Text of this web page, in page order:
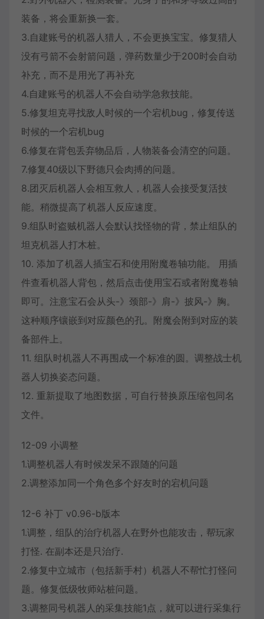
装备，将会重新换一套。
3.自建账号的机器人猎人，不会更换宝宝。修复猎人
没有弓箭不会射箭问题，弹药数量少于200时会自动
补充，而不是用光了再补充
4.自建账号的机器人不会自动学急救技能。
5.修复坦克寻找敌人时候的一个宕机bug，修复传送
时候的一个宕机bug
6.修复在背包丢弃物品后，人物装备会清空的问题。
7.修复40级以下野德只会肉搏的问题。
8.团灭后机器人会相互救人，机器人会接受复活技
能。稍微提高了机器人反应速度。
9.组队时盗贼机器人会默认找怪物的背，禁止组队的
坦克机器人打木桩。
10. 添加了机器人插宝石和使用附魔卷轴功能。 用插
件查看机器人背包，然后点击使用宝石或者附魔卷轴
即可。注意宝石会从头-》颈部-》肩-》披风-》胸。
这种顺序镶嵌到对应颜色的孔。附魔会附到对应的装
备部件上。
11. 组队时机器人不再围成一个标准的圆。调整战士机
器人切换姿态问题。
12. 重新提取了地图数据，可自行替换原压缩包同名
文件。
12-09 小调整
1.调整机器人有时候发呆不跟随的问题
2.调整添加同一个角色多个好友时的宕机问题
12-6 补丁 v0.96-b版本
1.调整，组队的治疗机器人在野外也能攻击，帮玩家
打怪. 在副本还是只治疗.
2.修复中立城市（包括新手村）机器人不帮忙打怪问
题。修复低级牧师站桩问题。
3.调整同号机器人的采集技能1点，就可以进行采集行